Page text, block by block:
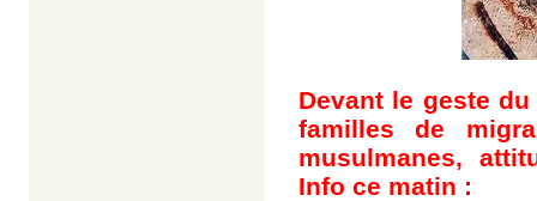
Devant le geste
familles de
musulmanes,
Info ce matin :